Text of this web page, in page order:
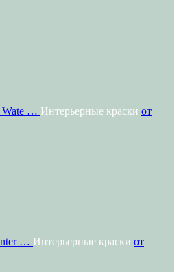
Wate … Интерьерные краски от
… Интерьерные краски от